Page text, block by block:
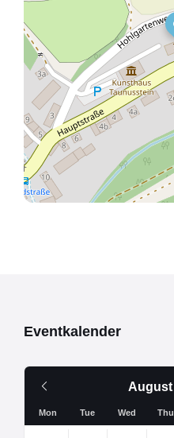
Eventkalender
August
Monat
Mon Tue Wed Thu